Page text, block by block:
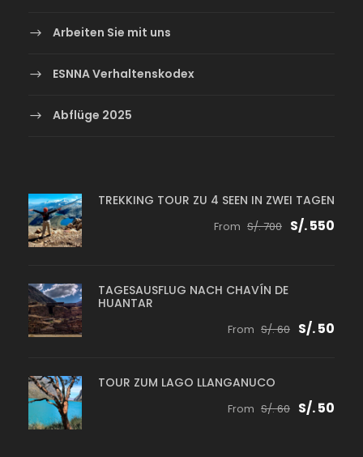
Arbeiten Sie mit uns
ESNNA Verhaltenskodex
Abflüge 2025
TREKKING TOUR ZU 4 SEEN IN ZWEI TAGEN
From S/. 700 S/. 550
TAGESAUSFLUG NACH CHAVÍN DE
HUANTAR
From S/. 60 S/. 50
TOUR ZUM LAGO LLANGANUCO
From S/. 60 S/. 50